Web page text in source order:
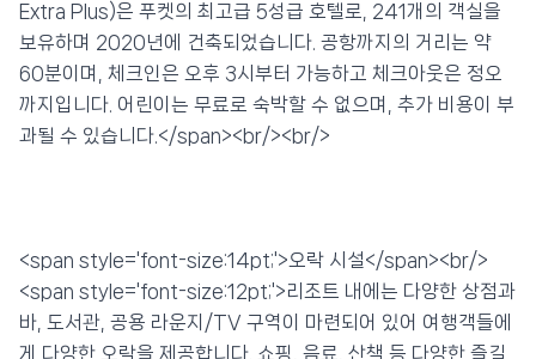
Extra Plus)은 푸켓의 최고급 5성급 호텔로, 241개의 객실을
보유하며 2020년에 건축되었습니다. 공항까지의 거리는 약
60분이며, 체크인은 오후 3시부터 가능하고 체크아웃은 정오
까지입니다. 어린이는 무료로 숙박할 수 없으며, 추가 비용이 부
과될 수 있습니다.</span><br/><br/>
<span style='font-size:14pt;'>오락 시설</span><br/>
<span style='font-size:12pt;'>리조트 내에는 다양한 상점과
바, 도서관, 공용 라운지/TV 구역이 마련되어 있어 여행객들에
게 다양한 오락을 제공합니다. 쇼핑, 음료, 산책 등 다양한 즐길